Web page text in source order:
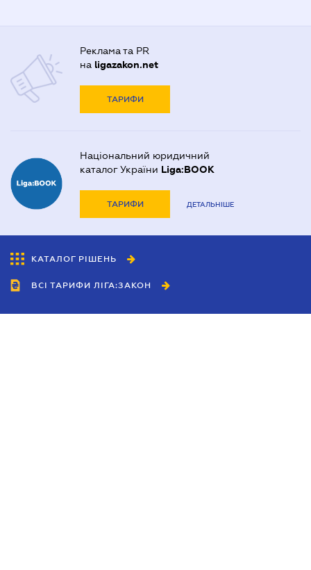
Реклама та PR
на ligazakon.net
ТАРИФИ
Національний юридичний
каталог України Liga:BOOK
ТАРИФИ ДЕТАЛЬНІШЕ
КАТАЛОГ РІШЕНЬ
ВСІ ТАРИФИ ЛІГА:ЗАКОН